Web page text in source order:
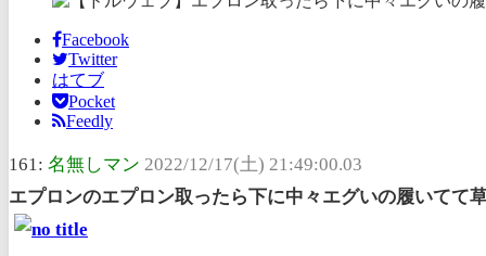
Facebook
Twitter
はてブ
Pocket
Feedly
161: 名無しマン 2022/12/17(土) 21:49:00.03
エプロンのエプロン取ったら下に中々エグいの履いてて